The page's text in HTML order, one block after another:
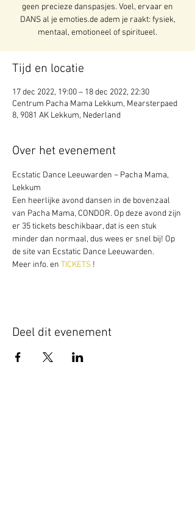
geen precieze danspasjes. Voel, ervaar en
DANS al je emoties.de adem je raakt: fysiek,
mentaal, emotioneel of spiritueel.
Tijd en locatie
17 dec 2022, 19:00 – 18 dec 2022, 22:30
Centrum Pacha Mama Lekkum, Mearsterpaed
8, 9081 AK Lekkum, Nederland
Over het evenement
Ecstatic Dance Leeuwarden ~ Pacha Mama,
Lekkum
Een heerlijke avond dansen in de bovenzaal
van Pacha Mama, CONDOR. Op deze avond zijn
er 35 tickets beschikbaar, dat is een stuk
minder dan normaal, dus wees er snel bij! Op
de site van Ecstatic Dance Leeuwarden.
Meer info. en TICKETS !
Deel dit evenement